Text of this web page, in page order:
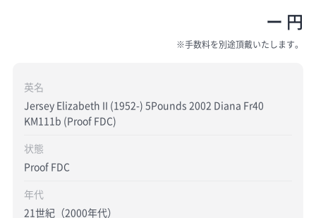
ー 円
※手数料を別途頂戴いたします。
英名
Jersey Elizabeth II (1952-) 5Pounds 2002 Diana Fr40
KM111b (Proof FDC)
状態
Proof FDC
年代
21世紀（2000年代）